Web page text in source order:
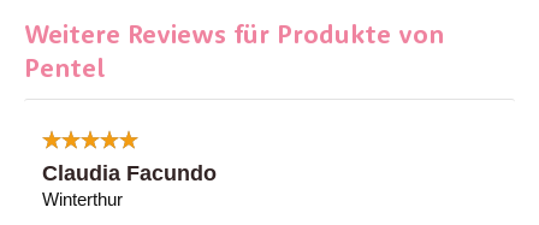
Weitere Reviews für Produkte von
Pentel
Claudia Facundo
Winterthur